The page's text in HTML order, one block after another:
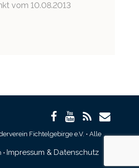
vom 10.08.2013
Fichtelgebirge e.V. • Alle
Impressum & Datenschutz